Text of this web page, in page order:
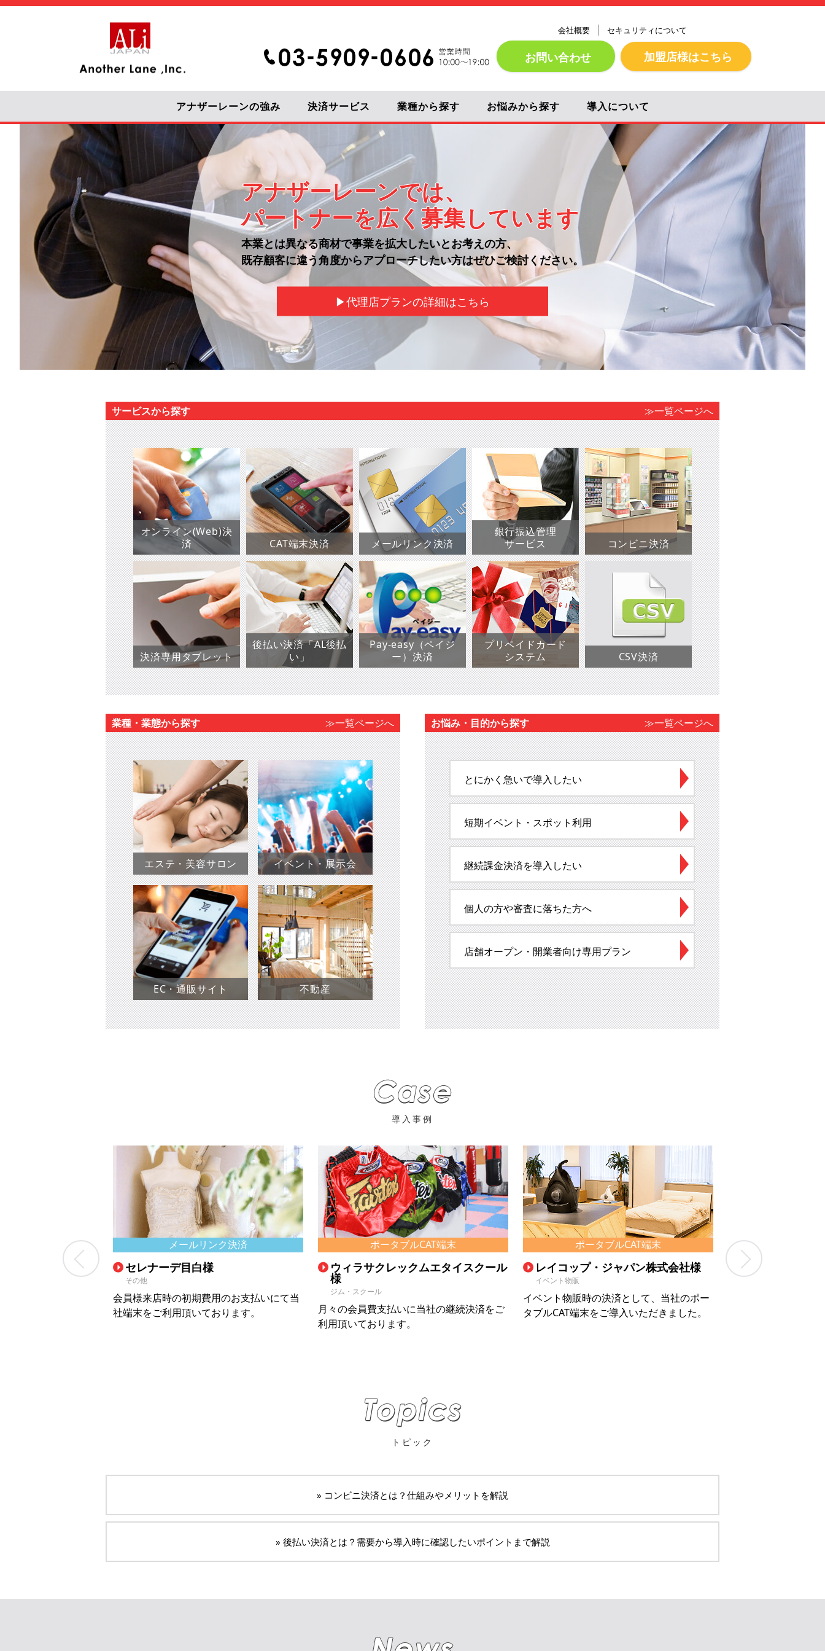
会社概要 セキュリティについて
お問い合わせ 加盟店様はこちら
アナザーレーンの強み 決済サービス 業種から探す お悩みから探す 導入について
アナザーレーンでは、
パートナーを広く募集しています
本業とは異なる商材で事業を拡大したいとお考えの方、
既存顧客に違う角度からアプローチしたい方はぜひご検討ください。
▶代理店プランの詳細はこちら
サービスから探す ≫一覧ページへ
オンライン(Web)決
済
CAT端末決済 メールリンク決済
銀行振込管理
サービス
コンビニ決済
決済専用タブレット
後払い決済「AL後払
い」
Pay-easy（ペイジ
ー）決済
プリペイドカード
システム
CSV決済
業種・業態から探す ≫一覧ページへ
エステ・美容サロン イベント・展示会
EC・通販サイト 不動産
お悩み・目的から探す ≫一覧ページへ
とにかく急いで導入したい
短期イベント・スポット利用
継続課金決済を導入したい
個人の方や審査に落ちた方へ
店舗オープン・開業者向け専用プラン
導入事例
Previous
メールリンク決済
セレナーデ目白様
その他
会員様来店時の初期費用のお支払いにて当
社端末をご利用頂いております。
ポータブルCAT端末
ウィラサクレックムエタイスクール
様
ジム・スクール
月々の会員費支払いに当社の継続決済をご
利用頂いております。
ポータブルCAT端末
レイコップ・ジャパン株式会社様
イベント物販
イベント物販時の決済として、当社のポー
タブルCAT端末をご導入いただきました。
オアシスデラー
エステサロン
Next
トピック
» コンビニ決済とは？仕組みやメリットを解説
» 後払い決済とは？需要から導入時に確認したいポイントまで解説